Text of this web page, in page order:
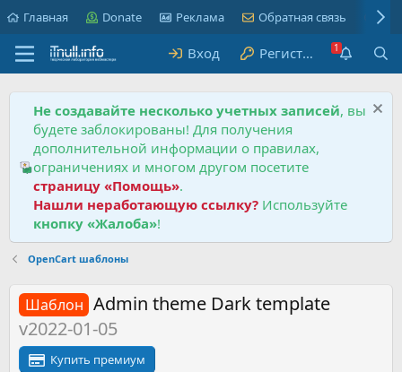
Главная Donate Реклама Обратная связь
Вход Регистрация
Не создавайте несколько учетных записей, вы
будете заблокированы! Для получения
дополнительной информации о правилах,
ограничениях и многом другом посетите
страницу «Помощь».
Нашли неработающую ссылку? Используйте
кнопку «Жалоба»!
OpenCart шаблоны
Шаблон Admin theme Dark template
v2022-01-05
Купить премиум